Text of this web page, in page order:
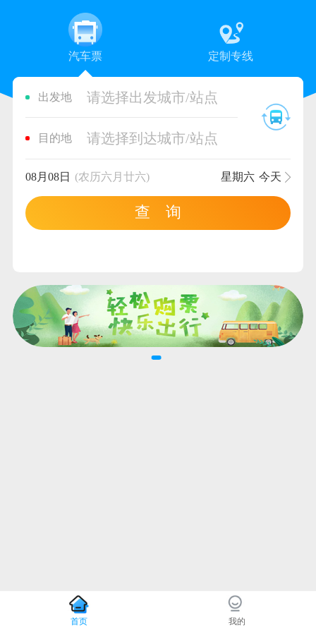
汽车票 定制专线
出发地 请选择出发城市/站点
目的地 请选择到达城市/站点
08月08日 (农历六月廿六) 星期六 今天
查 询
首页 我的